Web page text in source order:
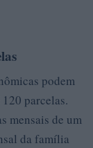
podem
parcelas.
mensais de um
da família